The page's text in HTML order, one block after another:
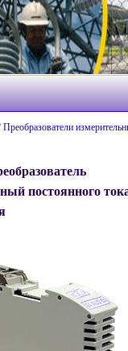
Преобразователи
постоянного